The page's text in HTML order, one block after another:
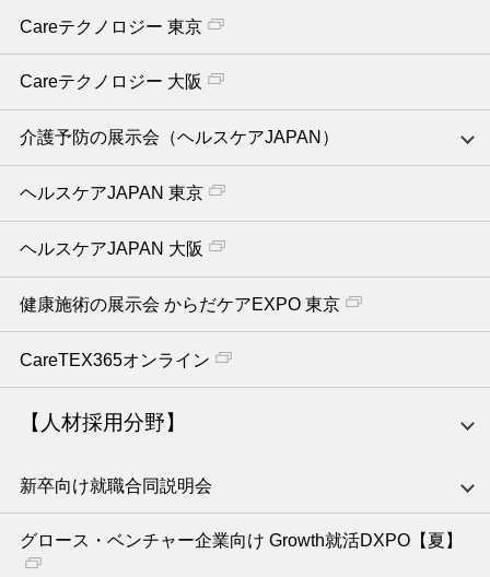
Careテクノロジー 東京
Careテクノロジー 大阪
介護予防の展示会（ヘルスケアJAPAN）
ヘルスケアJAPAN 東京
ヘルスケアJAPAN 大阪
健康施術の展示会 からだケアEXPO 東京
CareTEX365オンライン
【人材採用分野】
新卒向け就職合同説明会
グロース・ベンチャー企業向け Growth就活DXPO【夏】